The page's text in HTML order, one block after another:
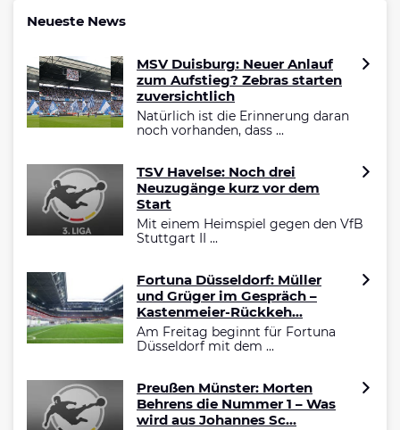
Neueste News
MSV Duisburg: Neuer Anlauf
zum Aufstieg? Zebras starten
zuversichtlich
Natürlich ist die Erinnerung daran
noch vorhanden, dass ...
TSV Havelse: Noch drei
Neuzugänge kurz vor dem
Start
Mit einem Heimspiel gegen den VfB
Stuttgart II ...
Fortuna Düsseldorf: Müller
und Grüger im Gespräch –
Kastenmeier-Rückkeh...
Am Freitag beginnt für Fortuna
Düsseldorf mit dem ...
Preußen Münster: Morten
Behrens die Nummer 1 – Was
wird aus Johannes Sc...